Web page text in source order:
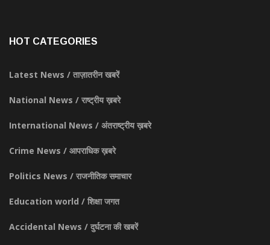
HOT CATEGORIES
Latest News / ताज़ातरीन खबरें
National News / राष्ट्रीय ख़बरे
International News / अंतराष्ट्रीय ख़बरे
Crime News / आपराधिक ख़बरे
Politics News / राजनीतिक समाचार
Education world / शिक्षा जगत
Accidental News / दुर्घटना की खबरें